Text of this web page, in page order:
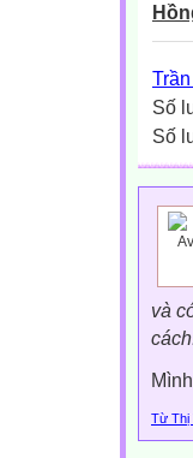
Số
Số
và
Từ Thị